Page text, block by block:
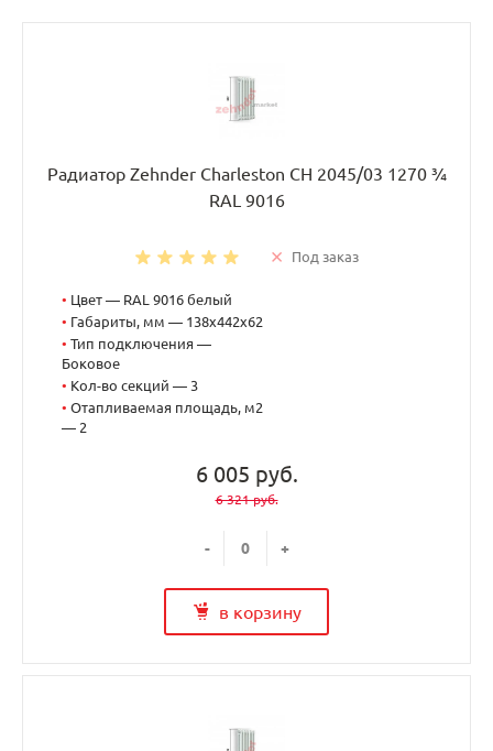
Радиатор Zehnder Charleston CH 2045/03 1270 ¾
RAL 9016
Под заказ
• Цвет — RAL 9016 белый
• Габариты, мм — 138x442x62
• Тип подключения —
Боковое
• Кол-во секций — 3
• Отапливаемая площадь, м2
— 2
6 005 руб.
6 321 руб.
- +
в корзину